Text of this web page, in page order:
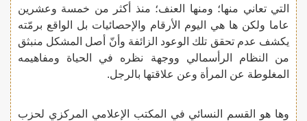
التي تعاني منها؛ ومنها العنف؛ منذ أكثر من خمسة وعشرين
عاما ولكن ها هي اليوم الأرقام والإحصائيات بل الواقع برمّته
يكشف عدم تحقق تلك الوعود الزائفة وأنّ أصل المشكل منبثق
من النظام الرأسمالي ووجهة نظره في الحياة ومفاهيمه
المغلوطة عن المرأة وعن علاقتها بالرجل.
وها هو القسم النسائي في المكتب الإعلامي المركزي لحزب